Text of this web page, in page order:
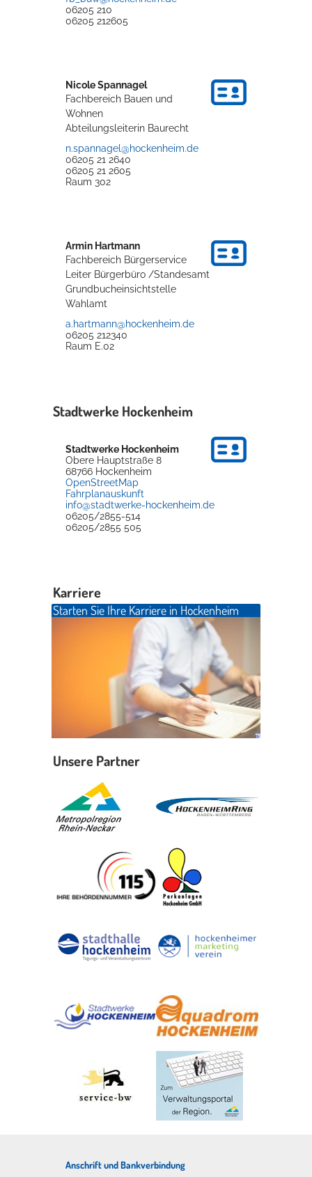
06205 210
06205 212605
NicoleSpannagel
Fachbereich Bauen und
Wohnen
Abteilungsleiterin Baurecht
n.spannagel@hockenheim.de
06205 21 2640
06205 21 2605
Raum 302
Armin Hartmann
Fachbereich Bürgerservice
Leiter Bürgerbüro /Standesamt
Grundbucheinsichtstelle
Wahlamt
a.hartmann@hockenheim.de
06205 212340
Raum E.02
Stadtwerke Hockenheim
Stadtwerke Hockenheim
Obere Hauptstraße 8
68766 Hockenheim
OpenStreetMap
Fahrplanauskunft
info@stadtwerke-hockenheim.de
06205/2855-514
06205/2855 505
Karriere
Starten Sie Ihre Karriere in Hockenheim
Unsere Partner
Anschrift und Bankverbindung